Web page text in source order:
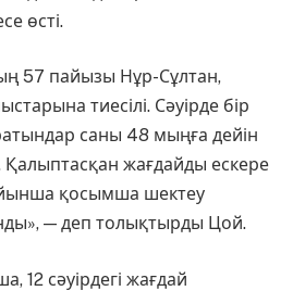
өсті.
57 пайызы Нұр-Сұлтан,
тиесілі. Сәуірде бір
саны 48 мыңға дейін
жағдайды ескере
қосымша шектеу
— деп толықтырды Цой.
12 сәуірдегі жағдай